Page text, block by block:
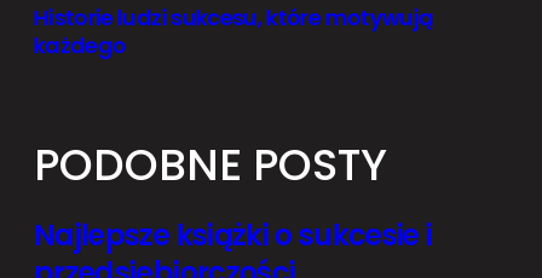
Historie ludzi sukcesu, które motywują
każdego
PODOBNE POSTY
Najlepsze książki o sukcesie i